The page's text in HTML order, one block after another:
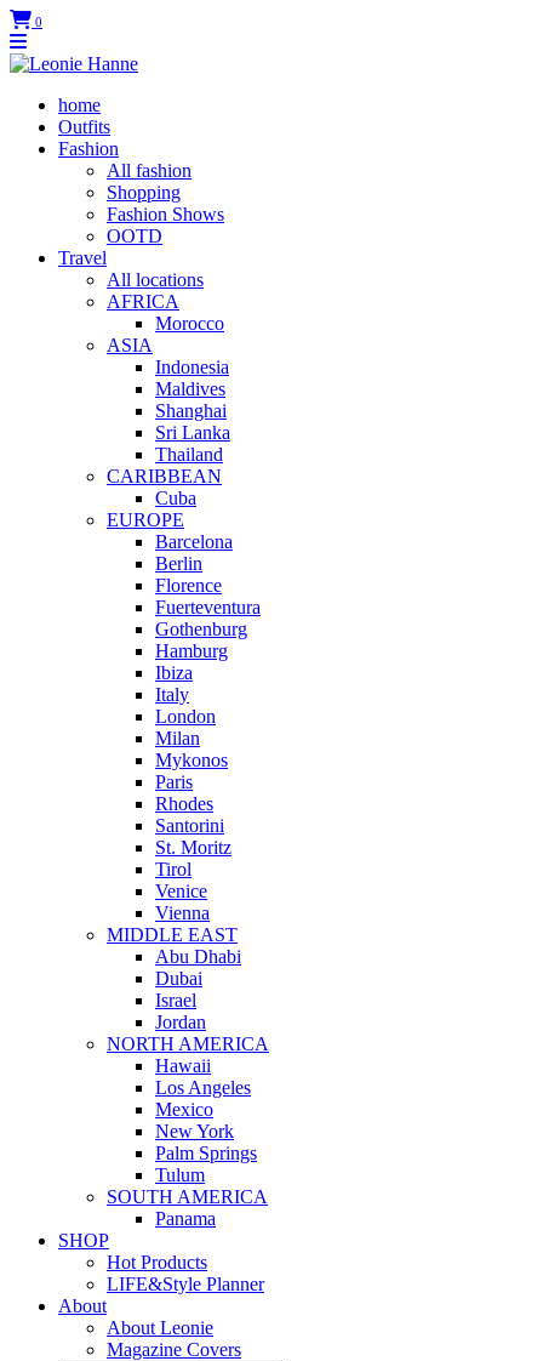
0
home
Outfits
Fashion
All fashion
Shopping
Fashion Shows
OOTD
Travel
All locations
AFRICA
Morocco
ASIA
Indonesia
Maldives
Shanghai
Sri Lanka
Thailand
CARIBBEAN
Cuba
EUROPE
Barcelona
Berlin
Florence
Fuerteventura
Gothenburg
Hamburg
Ibiza
Italy
London
Milan
Mykonos
Paris
Rhodes
Santorini
St. Moritz
Tirol
Venice
Vienna
MIDDLE EAST
Abu Dhabi
Dubai
Israel
Jordan
NORTH AMERICA
Hawaii
Los Angeles
Mexico
New York
Palm Springs
Tulum
SOUTH AMERICA
Panama
SHOP
Hot Products
LIFE&Style Planner
About
About Leonie
Magazine Covers